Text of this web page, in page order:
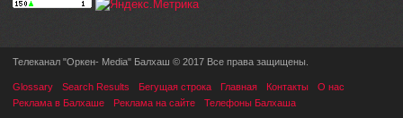
Телеканал "Оркен- Media" Балхаш © 2017 Все права защищены.
Glossary Search Results Бегущая строка Главная Контакты
О нас
Реклама в Балхаше
Реклама на сайте Телефоны Балхаша